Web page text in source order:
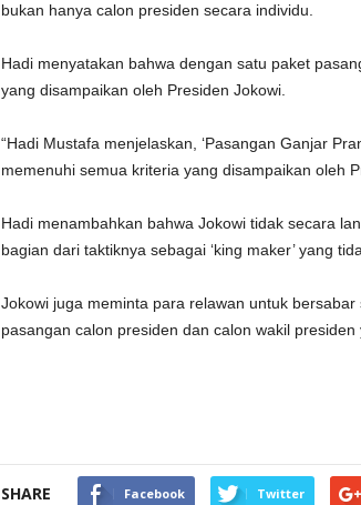
bukan hanya calon presiden secara individu.
Hadi menyatakan bahwa dengan satu paket
yang disampaikan oleh Presiden Jokowi.
“Hadi Mustafa menjelaskan, ‘Pasangan Ganjar
memenuhi semua kriteria yang disampaikan oleh
Hadi menambahkan bahwa Jokowi tidak secara
bagian dari taktiknya sebagai ‘king maker’ yang
Jokowi juga meminta para relawan untuk
pasangan calon presiden dan calon wakil presiden
SHARE Facebook Twitter